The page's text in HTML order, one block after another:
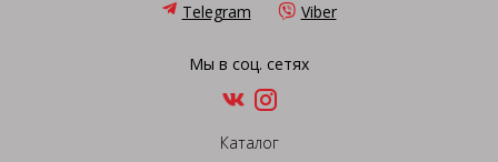
Telegram Viber
Мы в соц. сетях
Каталог